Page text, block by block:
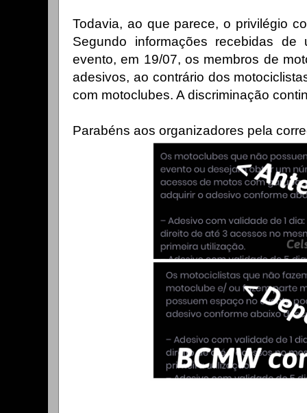
Todavia, ao que parece, o privilégio
Segundo informações recebidas
evento, em 19/07, os membros de
adesivos, ao contrário dos
com motoclubes. A discriminação
Parabéns aos organizadores pela